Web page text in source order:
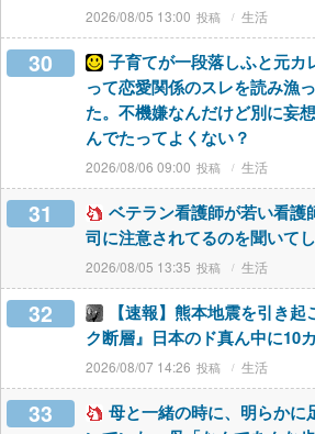
2026/08/05 13:00 生活
30
子育てが一段落しふと元カ
って恋愛関係のスレを読み漁
た。不機嫌なんだけど別に妄
んでたってよくない？
2026/08/06 09:00 生活
31
ベテラン看護師が若い看護
司に注意されてるのを聞いて
2026/08/05 13:35 生活
32
【速報】熊本地震を引き
ク断層』日本のド真ん中に10
2026/08/07 14:26 生活
33
母と一緒の時に、明らかに